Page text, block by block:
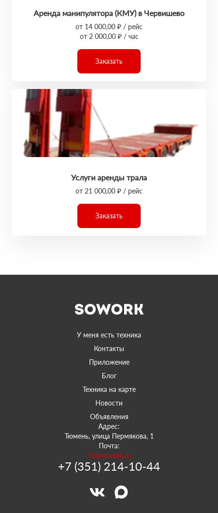
Аренда манипулятора (КМУ) в Червишево
от 14 000,00 ₽ / рейс
от 2 000,00 ₽ / час
Заказать
Услуги аренды трала
от 21 000,00 ₽ / рейс
Заказать
У меня есть техника
Контакты
Приложение
Блог
Техника на карте
Новости
Объявления
Адрес:
Тюмень, улица Пермякова, 1
Почта:
72@sowork.ru
+7 (351) 214-10-44